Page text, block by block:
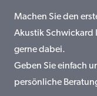
Machen Sie den
Akustik Schwickard
gerne dabei.
Geben Sie einfach
persönliche